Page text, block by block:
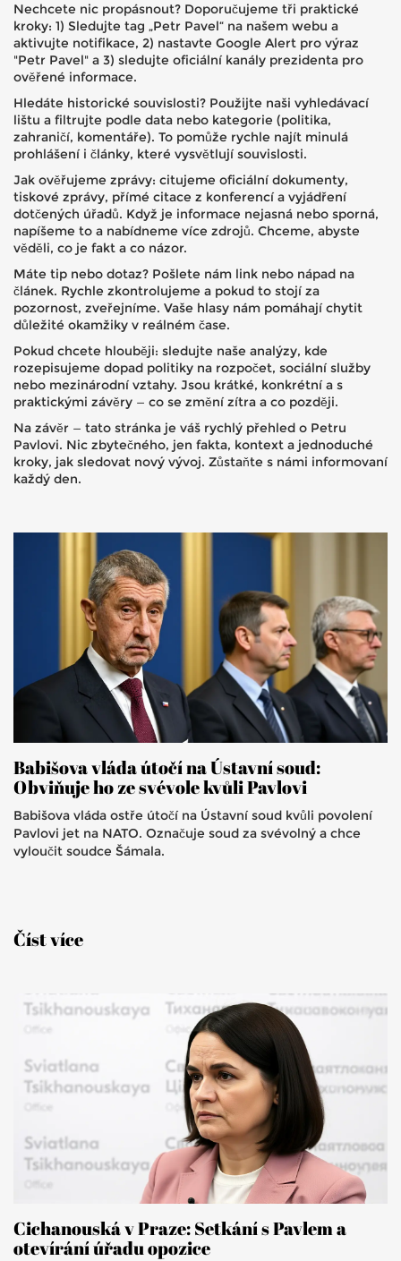
Nechcete nic propásnout? Doporučujeme tři praktické
kroky: 1) Sledujte tag „Petr Pavel“ na našem webu a
aktivujte notifikace, 2) nastavte Google Alert pro výraz
"Petr Pavel" a 3) sledujte oficiální kanály prezidenta pro
ověřené informace.
Hledáte historické souvislosti? Použijte naši vyhledávací
lištu a filtrujte podle data nebo kategorie (politika,
zahraničí, komentáře). To pomůže rychle najít minulá
prohlášení i články, které vysvětlují souvislosti.
Jak ověřujeme zprávy: citujeme oficiální dokumenty,
tiskové zprávy, přímé citace z konferencí a vyjádření
dotčených úřadů. Když je informace nejasná nebo sporná,
napíšeme to a nabídneme více zdrojů. Chceme, abyste
věděli, co je fakt a co názor.
Máte tip nebo dotaz? Pošlete nám link nebo nápad na
článek. Rychle zkontrolujeme a pokud to stojí za
pozornost, zveřejníme. Vaše hlasy nám pomáhají chytit
důležité okamžiky v reálném čase.
Pokud chcete hlouběji: sledujte naše analýzy, kde
rozepisujeme dopad politiky na rozpočet, sociální služby
nebo mezinárodní vztahy. Jsou krátké, konkrétní a s
praktickými závěry — co se změní zítra a co později.
Na závěr — tato stránka je váš rychlý přehled o Petru
Pavlovi. Nic zbytečného, jen fakta, kontext a jednoduché
kroky, jak sledovat nový vývoj. Zůstaňte s námi informovaní
každý den.
Babišova vláda útočí na Ústavní soud:
Obviňuje ho ze svévole kvůli Pavlovi
Babišova vláda ostře útočí na Ústavní soud kvůli povolení
Pavlovi jet na NATO. Označuje soud za svévolný a chce
vyloučit soudce Šámala.
Číst více
Cichanouská v Praze: Setkání s Pavlem a
otevírání úřadu opozice